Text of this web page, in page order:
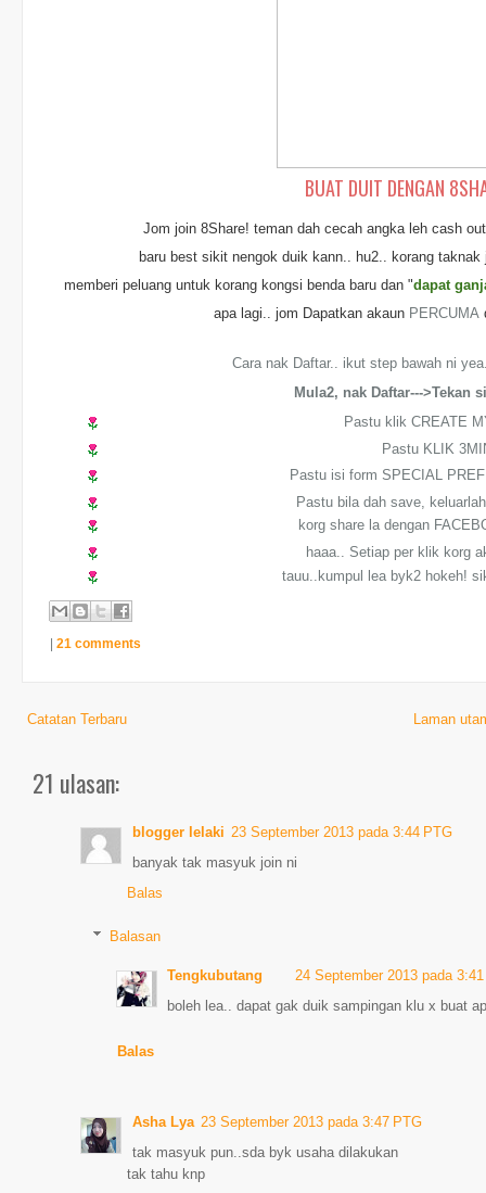
BUAT DUIT DENGAN
Jom join 8Share! teman dah cecah angka leh cash
baru best sikit nengok duik kann.. hu2.. korang
memberi peluang untuk korang kongsi benda baru dan "dapat
apa lagi.. jom Dapatkan akaun PERCUMA
Cara nak Daftar.. ikut step bawah ni
Mula2, nak Daftar--->Tekan
Pastu klik CREATE
Pastu KLIK
Pastu isi form SPECIAL
Pastu bila dah save,
korg share la dengan
haaa.. Setiap per klik korg
tauu..kumpul lea byk2 hokeh!
| 21 comments
Catatan Terbaru Laman
21 ulasan:
blogger lelaki 23 September 2013 pada 3:44 PTG
banyak tak masyuk join ni
Balas
Balasan
Tengkubutang
24 September 2013 pada
boleh lea.. dapat gak duik sampingan klu x buat
Balas
Asha Lya 23 September 2013 pada 3:47 PTG
tak masyuk pun..sda byk usaha dilakukan
tak tahu knp